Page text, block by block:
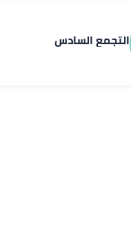
التجمع السادس